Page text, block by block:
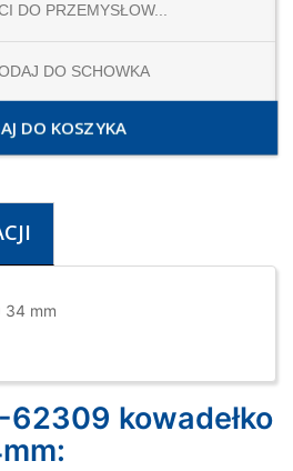
DO PRZEMYSŁOW...
DO SCHOWKA
DO KOSZYKA
34 mm
kowadełko